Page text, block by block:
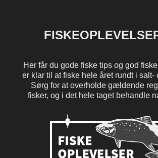
Her får du gode fiske tips og god
er klar til at fiske hele året rundt i salt-
Sørg for at overholde gældende
fisker, og i det hele taget behandle